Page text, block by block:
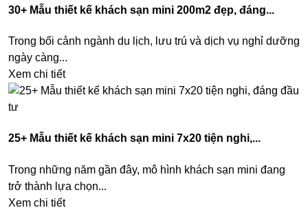
30+ Mẫu thiết kế khách sạn mini 200m2 đẹp, đáng...
Trong bối cảnh ngành du lịch, lưu trú và dịch vụ nghỉ dưỡng
ngày càng...
Xem chi tiết
25+ Mẫu thiết kế khách sạn mini 7x20 tiện nghi,...
Trong những năm gần đây, mô hình khách sạn mini đang
trở thành lựa chọn...
Xem chi tiết